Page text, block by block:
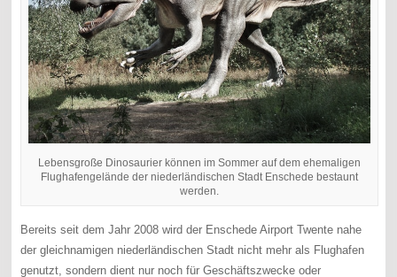
Lebensgroße Dinosaurier können im Sommer auf dem ehemaligen
Flughafengelände der niederländischen Stadt Enschede bestaunt
werden.
Bereits seit dem Jahr 2008 wird der Enschede Airport Twente nahe
der gleichnamigen niederländischen Stadt nicht mehr als Flughafen
genutzt, sondern dient nur noch für Geschäftszwecke oder